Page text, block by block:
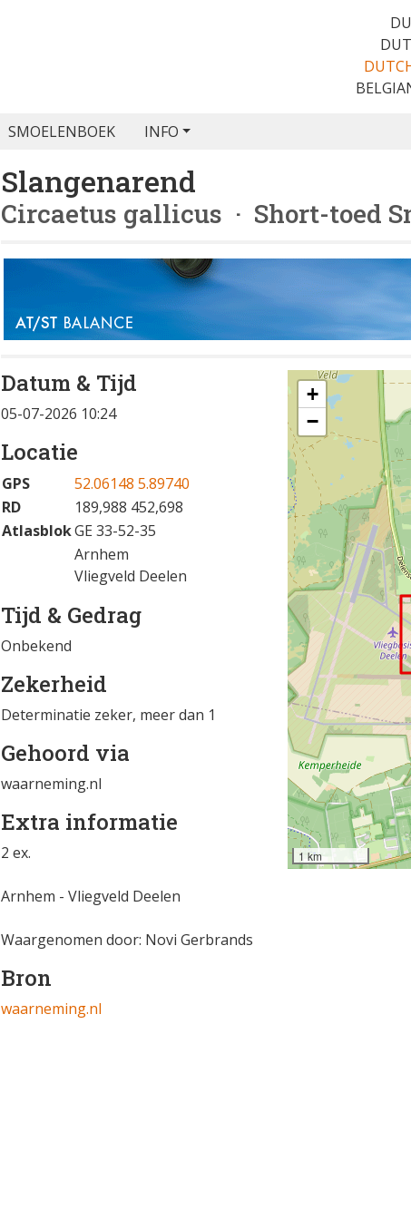
SMOELENBOEK INFO
Slangenarend
Circaetus gallicus · Short-toed
Datum & Tijd
05-07-2026 10:24
Locatie
GPS
52.06148 5.89740
RD
189,988 452,698
AtlasblokGE 33-52-35
Arnhem
Vliegveld Deelen
Tijd & Gedrag
Onbekend
Zekerheid
Determinatie zeker, meer dan 1
Gehoord via
waarneming.nl
Extra informatie
2 ex.
Arnhem - Vliegveld Deelen
Waargenomen door: Novi Gerbrands
Bron
waarneming.nl
+
−
1 km